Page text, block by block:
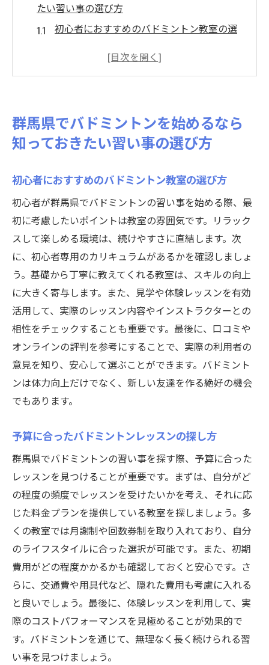
たい習い事の選び方
初心者におすすめのバドミントン教室の選
予算に合ったバドミントンレッスンの探し
レッスンの頻度と内容から見る最適な習い
事
スクール
地域密着型教室のメリットとデメリット
初心者でも安心！群馬県内のバドミントンスク
ール徹底ガイド
初めての方に優しいバドミントンスクール
紹介
群馬県の人気スクールトップ3
バドミントンの基本を学べるプログラム紹
見学可能なスクールの探し方と注意点
フィードバックが豊富なスクールの選び方
継続しやすい料金プランを提供するスクー
習い事でスキルアップ群馬県でのバドミントン
が提供する成長の場
技術向上を目指すためのステップアップ方
法
バドミントンを通じたフィジカル強化プラ
ン
試合に向けた練習プランの組み立て方
バドミントンによるメンタル強化の方法
目標設定で効率的に上達する方法
成長を感じるための自己評価のポイント
群馬県のバドミントンで仲間と健康的なライフ
スタイルを手に入れよう
群馬県でバドミントンを始めるなら
知っておきたい習い事の選び方
初心者におすすめのバドミントン教室の選び方
初心者が群馬県でバドミントンの習い事を始める際、最
初に考慮したいポイントは教室の雰囲気です。リラック
スして楽しめる環境は、続けやすさに直結します。次
に、初心者専用のカリキュラムがあるかを確認しましょ
う。基礎から丁寧に教えてくれる教室は、スキルの向上
に大きく寄与します。また、見学や体験レッスンを有効
活用して、実際のレッスン内容やインストラクターとの
相性をチェックすることも重要です。最後に、口コミや
オンラインの評判を参考にすることで、実際の利用者の
意見を知り、安心して選ぶことができます。バドミント
ンは体力向上だけでなく、新しい友達を作る絶好の機会
でもあります。
予算に合ったバドミントンレッスンの探し方
群馬県でバドミントンの習い事を探す際、予算に合った
レッスンを見つけることが重要です。まずは、自分がど
の程度の頻度でレッスンを受けたいかを考え、それに応
じた料金プランを提供している教室を探しましょう。多
くの教室では月謝制や回数券制を取り入れており、自分
のライフスタイルに合った選択が可能です。また、初期
費用がどの程度かかるかも確認しておくと安心です。さ
らに、交通費や用具代など、隠れた費用も考慮に入れる
と良いでしょう。最後に、体験レッスンを利用して、実
際のコストパフォーマンスを見極めることが効果的で
す。バドミントンを通じて、無理なく長く続けられる習
い事を見つけましょう。